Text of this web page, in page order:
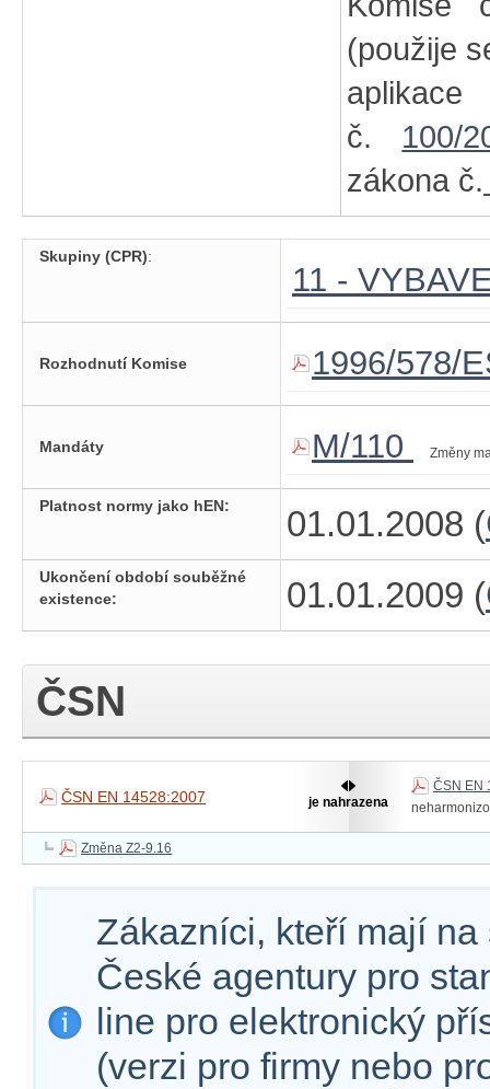
(použije
č. 100/
zákona č.
Skupiny (CPR):
11 -
Rozhodnutí Komise 1996/578/
Mandáty M/110 Změny
Platnost normy jako hEN: 01.01.2008 (
Ukončení období souběžné
existence:
01.01.2009 (
ČSN
ČSN EN 14528:2007 je nahrazena
ČSN EN
Změna Z2-9.16
Zákazníci, kteří mají
České agentury pro
line pro elektronický
(verzi pro firmy nebo